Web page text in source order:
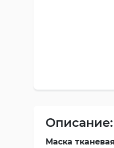
Описание:
Маска